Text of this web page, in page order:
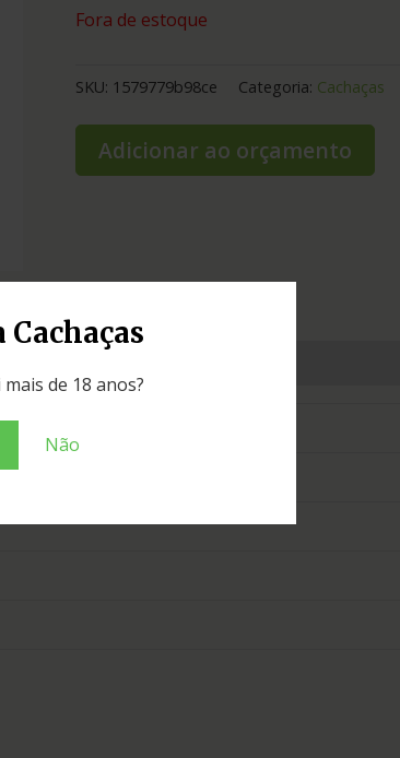
Cachaças
de 18 anos?
Não
Fora de estoque
SKU: 1579779b98ce Categoria: Cachaças
Adicionar ao orçamento